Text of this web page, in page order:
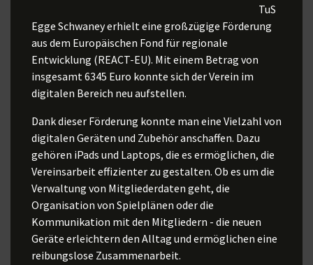
TuS
Egge Schwaney erhielt eine großzügige Förderung
aus dem Europäischen Fond für regionale
Entwicklung (REACT-EU). Mit einem Betrag von
insgesamt 6345 Euro konnte sich der Verein im
digitalen Bereich neu aufstellen.
Dank dieser Förderung konnte man eine Vielzahl von
digitalen Geräten und Zubehör anschaffen. Dazu
gehören iPads und Laptops, die es ermöglichen, die
Vereinsarbeit effizienter zu gestalten. Ob es um die
Verwaltung von Mitgliederdaten geht, die
Organisation von Spielplänen oder die
Kommunikation mit den Mitgliedern - die neuen
Geräte erleichtern den Alltag und ermöglichen eine
reibungslose Zusammenarbeit.